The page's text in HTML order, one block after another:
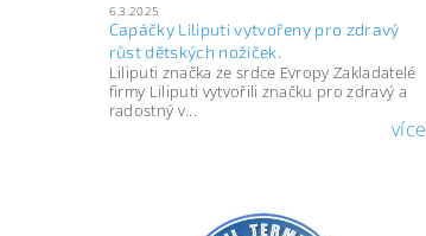
6.3.2025
Capáčky Liliputi vytvořeny pro zdravý
růst dětských nožiček.
Liliputi značka ze srdce Evropy Zakladatelé
firmy Liliputi vytvořili značku pro zdravý a
radostný v...
více